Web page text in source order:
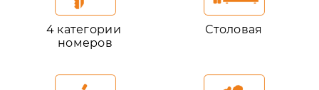
4 категории
номеров
Столовая